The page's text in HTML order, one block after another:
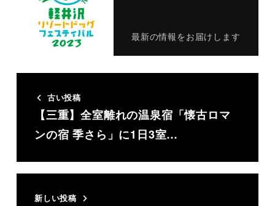
最新の情報をお届けします
古い投稿
【三重】全室離れの温泉宿「懐古ロマ
ンの宿 季さら」に1日3室…
新しい投稿